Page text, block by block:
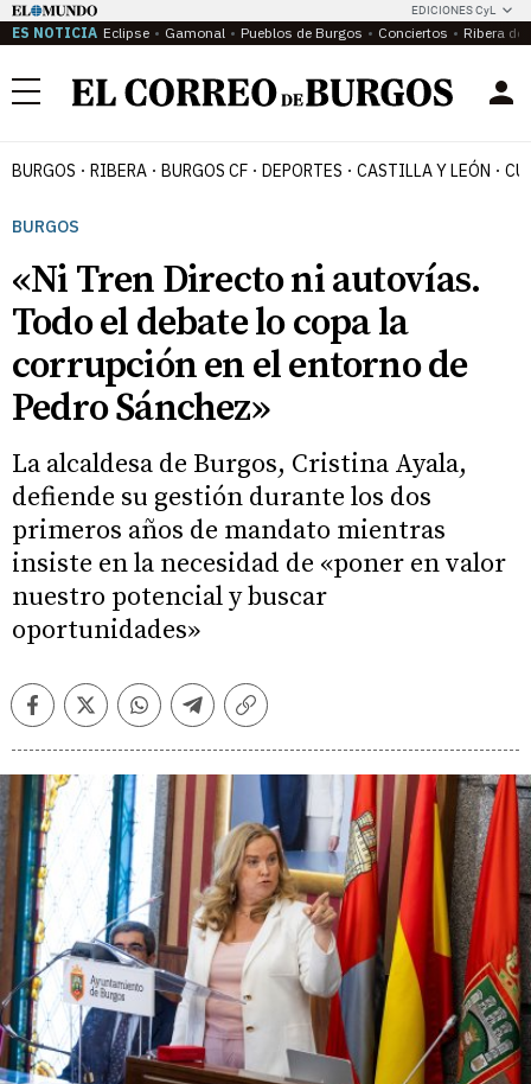
EDICIONES CyL
ES NOTICIA Eclipse Gamonal Pueblos de Burgos Conciertos Ribera del
Menú
BURGOS RIBERA BURGOS CF DEPORTES CASTILLA Y LEÓN
BURGOS
«Ni Tren Directo ni autovías.
Todo el debate lo copa la
corrupción en el entorno de
Pedro Sánchez»
La alcaldesa de Burgos, Cristina Ayala,
defiende su gestión durante los dos
primeros años de mandato mientras
insiste en la necesidad de «poner en valor
nuestro potencial y buscar
oportunidades»
FacebookTwitterWhatsappTelegramCopiar